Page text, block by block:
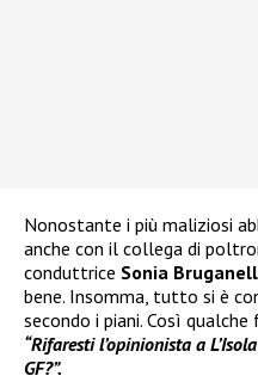
Nonostante i più maliziosi
anche con il collega di
conduttrice Sonia
bene. Insomma, tutto si è
secondo i piani. Così
“Rifaresti l’opinionista a
GF?”.